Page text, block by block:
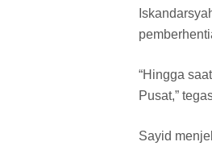
“Hingga
Pusat,”
Sayid